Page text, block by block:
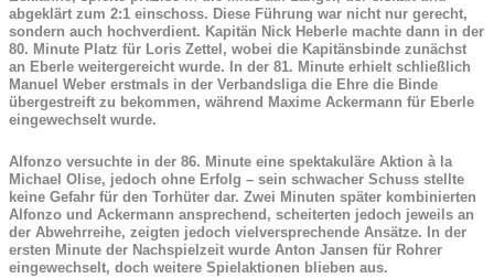
abgeklärt zum 2:1 einschoss. Diese Führung war nicht nur gerecht,
sondern auch hochverdient. Kapitän Nick Heberle machte dann in der
80. Minute Platz für Loris Zettel, wobei die Kapitänsbinde zunächst
an Eberle weitergereicht wurde. In der 81. Minute erhielt schließlich
Manuel Weber erstmals in der Verbandsliga die Ehre die Binde
übergestreift zu bekommen, während Maxime Ackermann für Eberle
eingewechselt wurde.
Alfonzo versuchte in der 86. Minute eine spektakuläre Aktion à la
Michael Olise, jedoch ohne Erfolg – sein schwacher Schuss stellte
keine Gefahr für den Torhüter dar. Zwei Minuten später kombinierten
Alfonzo und Ackermann ansprechend, scheiterten jedoch jeweils an
der Abwehrreihe, zeigten jedoch vielversprechende Ansätze. In der
ersten Minute der Nachspielzeit wurde Anton Jansen für Rohrer
eingewechselt, doch weitere Spielaktionen blieben aus.